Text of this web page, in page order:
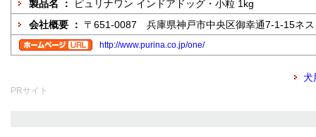
製品名 ：
ピュリナワン インドアドッグ・小粒 1kg
会社概要 ： 〒651-0087 兵庫県神戸市中央区御幸通7-1-15ネ
http://www.purina.co.jp/one/
犬
PRサイト